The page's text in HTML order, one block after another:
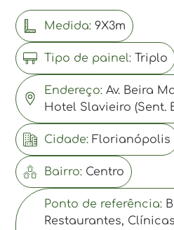
Medida: 9X3m
Tipo de painel: Triplo
Endereço: Av. Beira
Hotel Slavieiro (Sent.
Cidade: Florianópolis
Bairro: Centro
Ponto de referência:
Restaurantes,